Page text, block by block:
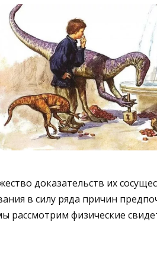
доказательств их
в силу ряда причин
рассмотрим физические